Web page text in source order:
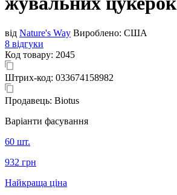
від Nature's Way Вироблено: США
8 відгуки
Код товару: 2045
Штрих-код: 033674158982
Продавець: Biotus
Варіанти фасування
60 шт.
932 грн
Найкраща ціна